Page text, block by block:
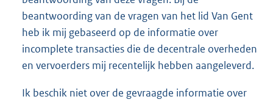
beantwoording van de vragen van het lid Van Gent
heb ik mij gebaseerd op de informatie over
incomplete transacties die de decentrale overheden
en vervoerders mij recentelijk hebben aangeleverd.
Ik beschik niet over de gevraagde informatie over